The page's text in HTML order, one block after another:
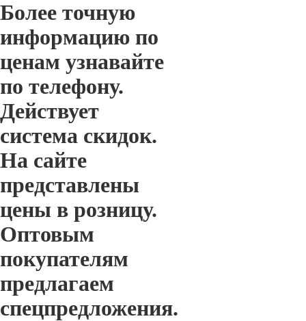
Более точную
информацию по
ценам узнавайте
по телефону.
Действует
система скидок.
На сайте
представлены
цены в розницу.
Оптовым
покупателям
предлагаем
спецпредложения.